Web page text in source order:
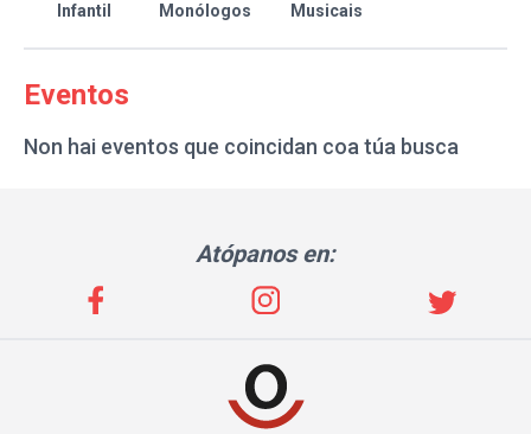
Infantil Monólogos Musicais
Eventos
Non hai eventos que coincidan coa túa busca
Atópanos en: